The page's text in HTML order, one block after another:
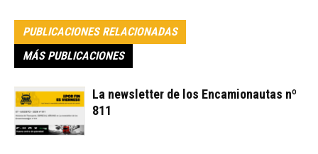
PUBLICACIONES RELACIONADAS
MÁS PUBLICACIONES
La newsletter de los Encamionautas nº
811